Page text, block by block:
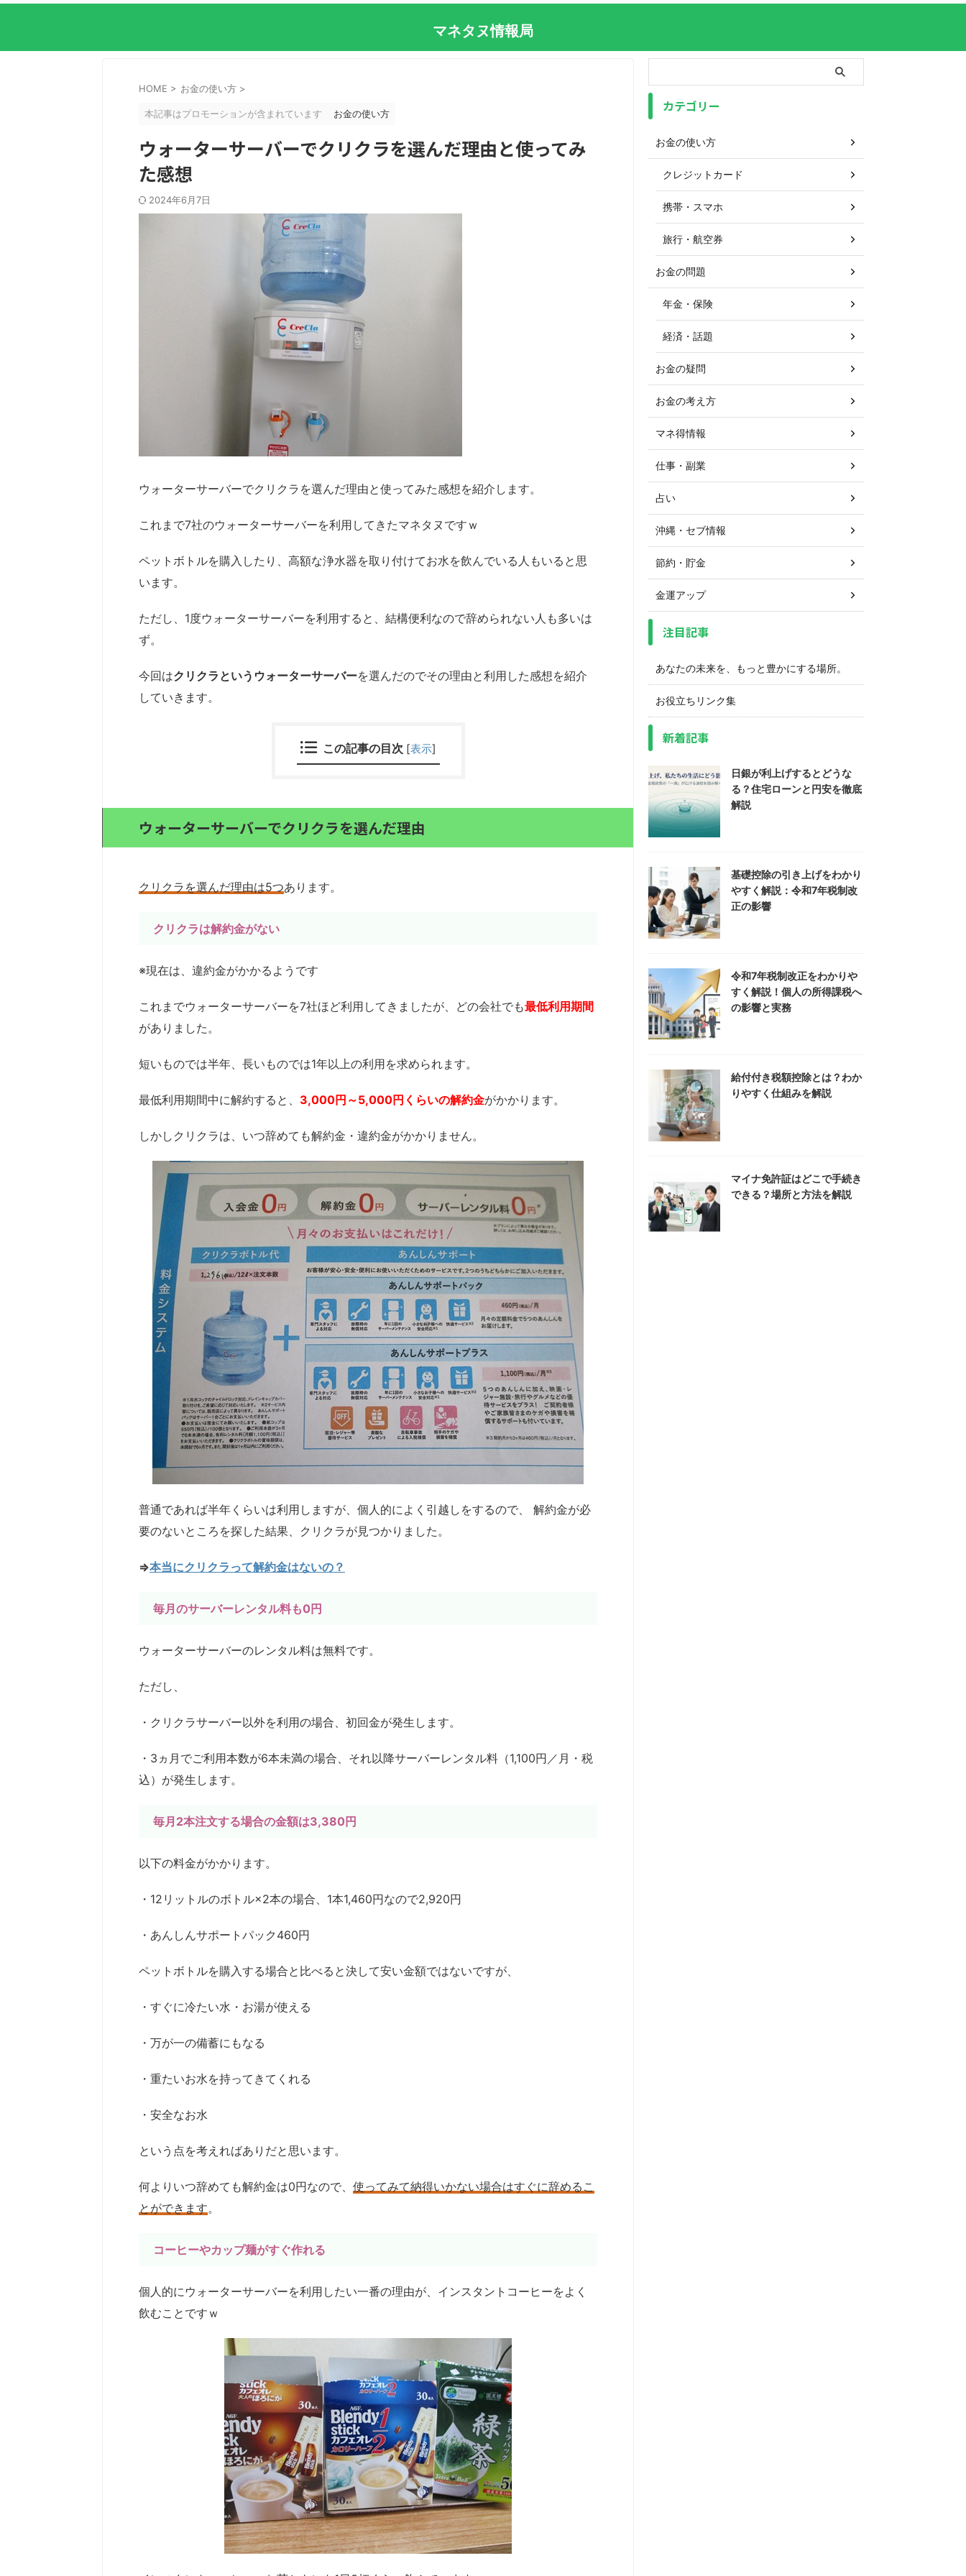
マネタヌ情報局
HOME > お金の使い方 >
本記事はプロモーションが含まれています お金の使い方
ウォーターサーバーでクリクラを選んだ理由と使ってみ
た感想
2024年6月7日
ウォーターサーバーでクリクラを選んだ理由と使ってみた感想を紹介します。
これまで7社のウォーターサーバーを利用してきたマネタヌですｗ
ペットボトルを購入したり、高額な浄水器を取り付けてお水を飲んでいる人もいると思
います。
ただし、1度ウォーターサーバーを利用すると、結構便利なので辞められない人も多いは
ず。
今回はクリクラというウォーターサーバーを選んだのでその理由と利用した感想を紹介
していきます。
この記事の目次 [表示]
ウォーターサーバーでクリクラを選んだ理由
クリクラを選んだ理由は5つあります。
クリクラは解約金がない
※現在は、違約金がかかるようです
これまでウォーターサーバーを7社ほど利用してきましたが、どの会社でも最低利用期間
がありました。
短いものでは半年、長いものでは1年以上の利用を求められます。
最低利用期間中に解約すると、 3,000円～5,000円くらいの解約金がかかります。
しかしクリクラは、いつ辞めても解約金・違約金がかかりません。
普通であれば半年くらいは利用しますが、個人的によく引越しをするので、 解約金が必
要のないところを探した結果、クリクラが見つかりました。
⇒本当にクリクラって解約金はないの？
毎月のサーバーレンタル料も0円
ウォーターサーバーのレンタル料は無料です。
ただし、
・クリクラサーバー以外を利用の場合、初回金が発生します。
・3ヵ月でご利用本数が6本未満の場合、それ以降サーバーレンタル料（1,100円／月・税
込）が発生します。
毎月2本注文する場合の金額は3,380円
以下の料金がかかります。
・12リットルのボトル×2本の場合、1本1,460円なので2,920円
・あんしんサポートパック460円
ペットボトルを購入する場合と比べると決して安い金額ではないですが、
・すぐに冷たい水・お湯が使える
・万が一の備蓄にもなる
・重たいお水を持ってきてくれる
・安全なお水
という点を考えればありだと思います。
何よりいつ辞めても解約金は0円なので、 使ってみて納得いかない場合はすぐに辞めるこ
とができます。
コーヒーやカップ麺がすぐ作れる
個人的にウォーターサーバーを利用したい一番の理由が、インスタントコーヒーをよく
飲むことですｗ
カテゴリー
お金の使い方
クレジットカード
携帯・スマホ
旅行・航空券
お金の問題
年金・保険
経済・話題
お金の疑問
お金の考え方
マネ得情報
仕事・副業
占い
沖縄・セブ情報
節約・貯金
金運アップ
注目記事
あなたの未来を、もっと豊かにする場所。
お役立ちリンク集
新着記事
日銀が利上げするとどうな
る？住宅ローンと円安を徹底
解説
基礎控除の引き上げをわかり
やすく解説：令和7年税制改
正の影響
令和7年税制改正をわかりや
すく解説！個人の所得課税へ
の影響と実務
給付付き税額控除とは？わか
りやすく仕組みを解説
マイナ免許証はどこで手続き
できる？場所と方法を解説